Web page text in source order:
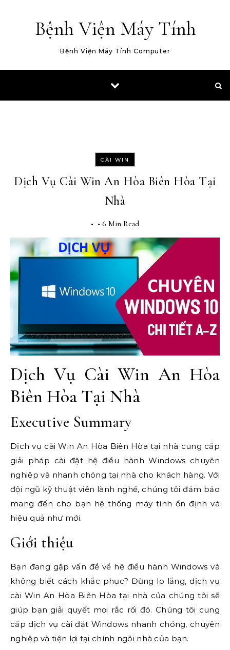
Bệnh Viện Máy Tính
Bệnh Viện Máy Tính Computer
CÀI WIN
Dịch Vụ Cài Win An Hòa Biên Hòa Tại
Nhà
• • 6 Min Read
Dịch Vụ Cài Win An Hòa
Biên Hòa Tại Nhà
Executive Summary
Dịch vụ cài Win An Hòa Biên Hòa tại nhà cung cấp
giải pháp cài đặt hệ điều hành Windows chuyên
nghiệp và nhanh chóng tại nhà cho khách hàng. Với
đội ngũ kỹ thuật viên lành nghề, chúng tôi đảm bảo
mang đến cho bạn hệ thống máy tính ổn định và
hiệu quả như mới.
Giới thiệu
Bạn đang gặp vấn đề về hệ điều hành Windows và
không biết cách khắc phục? Đừng lo lắng, dịch vụ
cài Win An Hòa Biên Hòa tại nhà của chúng tôi sẽ
giúp bạn giải quyết mọi rắc rối đó. Chúng tôi cung
cấp dịch vụ cài đặt Windows nhanh chóng, chuyên
nghiệp và tiện lợi tại chính ngôi nhà của bạn.